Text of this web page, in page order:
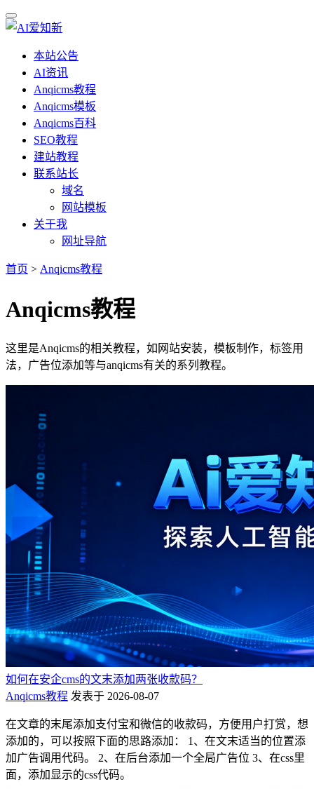
本站公告
AI资讯
Anqicms教程
Anqicms模板
Anqicms百科
SEO教程
建站教程
联系站长
域名
网站模板
关于我
网址导航
首页 > Anqicms教程
Anqicms教程
这里是Anqicms的相关教程，如网站安装，模板制作，标签用
法，广告位添加等与anqicms有关的系列教程。
如何在安企cms的文末添加两张收款码？
Anqicms教程 发表于 2026-08-07
在文章的末尾添加支付宝和微信的收款码，方便用户打赏，想
添加的，可以按照下面的思路添加： 1、在文末适当的位置添
加广告调用代码。 2、在后台添加一个全局广告位 3、在css里
面，添加显示的css代码。